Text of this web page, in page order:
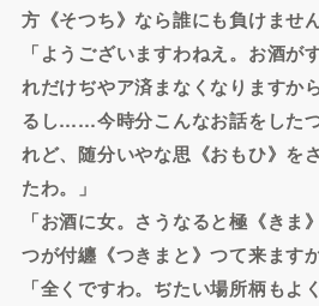
方《そつち》なら誰にも負けませ
「ようございますわねえ。お酒が
れだけぢやア済まなくなりますか
るし……今時分こんなお話をした
れど、随分いやな思《おもひ》を
たわ。」
「お酒に女。さうなると極《きま
つが付纏《つきまと》つて来ます
「全くですわ。ぢたい場所柄もよ